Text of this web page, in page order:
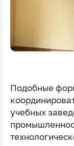
Подобные
учебных